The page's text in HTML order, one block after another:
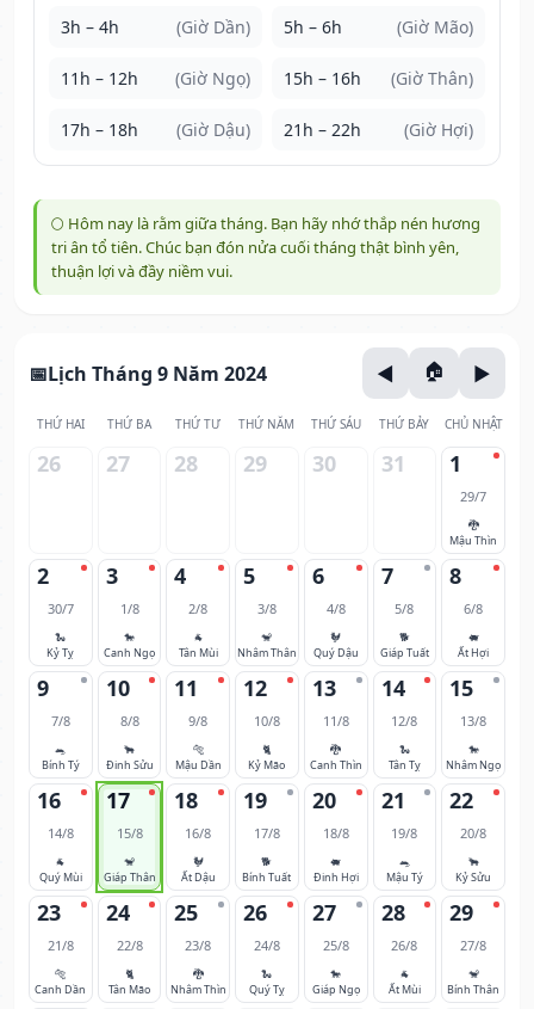
3h – 4h (Giờ Dần) 5h – 6h (Giờ Mão)
11h – 12h (Giờ Ngọ) 15h – 16h (Giờ Thân)
17h – 18h (Giờ Dậu) 21h – 22h (Giờ Hợi)
🌕 Hôm nay là rằm giữa tháng. Bạn hãy nhớ thắp nén hương
tri ân tổ tiên. Chúc bạn đón nửa cuối tháng thật bình yên,
thuận lợi và đầy niềm vui.
Lịch Tháng 9 Năm 2024
THỨ HAI THỨ BA THỨ TƯ THỨ NĂM THỨ SÁU THỨ BẢY CHỦ NHẬT
26 27 28 29 30 31 1
29/7
🐉
Mậu Thìn
2
30/7
🐍
Kỷ Tỵ
3
1/8
🐎
Canh Ngọ
4
2/8
🐐
Tân Mùi
5
3/8
🐒
Nhâm Thân
6
4/8
🐓
Quý Dậu
7
5/8
🐕
Giáp Tuất
8
6/8
🐖
Ất Hợi
9
7/8
🐀
Bính Tý
10
8/8
🐂
Đinh Sửu
11
9/8
🐅
Mậu Dần
12
10/8
🐈
Kỷ Mão
13
11/8
🐉
Canh Thìn
14
12/8
🐍
Tân Tỵ
15
13/8
🐎
Nhâm Ngọ
16
14/8
🐐
Quý Mùi
17
15/8
🐒
Giáp Thân
18
16/8
🐓
Ất Dậu
19
17/8
🐕
Bính Tuất
20
18/8
🐖
Đinh Hợi
21
19/8
🐀
Mậu Tý
22
20/8
🐂
Kỷ Sửu
23
21/8
🐅
Canh Dần
24
22/8
🐈
Tân Mão
25
23/8
🐉
Nhâm Thìn
26
24/8
🐍
Quý Tỵ
27
25/8
🐎
Giáp Ngọ
28
26/8
🐐
Ất Mùi
29
27/8
🐒
Bính Thân